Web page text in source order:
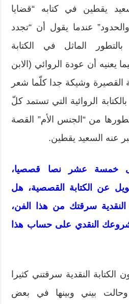
يقطين في كتابه “قضايا
والحدود” عندما يقول أن “تجدد
الماثل في الكتابة
يعنيه أن عودة الروائي (الابن
القصيرة وشيكة جدا كلّما شعر
الروائية التي تستمد كلّ
من “الجنس الأم” القصة
عنه السعيد يقطين.
خمسة عشر نصا قصصيا،
عن الكتابة القصصية، هل
النقدية سرقتك من هذا الفن،
النقدي على حساب هذا
الكتابة النقدية سرقتني كثيرا
بيني وبينها في بعض